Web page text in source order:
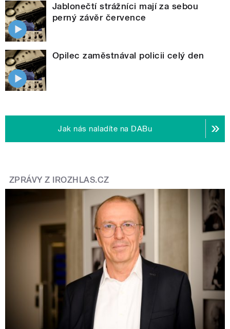
Jablonečtí strážníci mají za sebou
perný závěr července
Opilec zaměstnával policii celý den
Jak nás naladíte na DABu
ZPRÁVY Z IROZHLAS.CZ